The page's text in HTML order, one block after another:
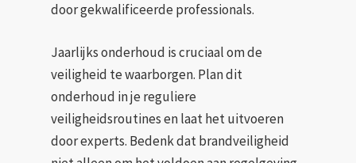
door gekwalificeerde professionals.
Jaarlijks onderhoud is cruciaal om de
veiligheid te waarborgen. Plan dit
onderhoud in je reguliere
veiligheidsroutines en laat het uitvoeren
door experts. Bedenk dat brandveiligheid